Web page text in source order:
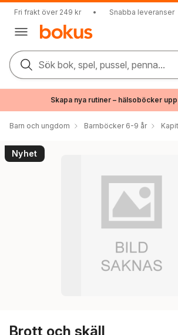
Fri frakt över 249 kr • Snabba leveranser
Sök bok, spel, pussel, penna...
Skapa nya rutiner – hälsoböcker
Barn och ungdom Barnböcker 6-9 år
Nyhet
Brott och skäll